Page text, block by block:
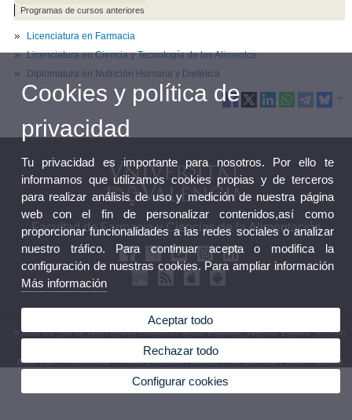
Programas de cursos anteriores
Licenciatura en Farmacia
Licenciatura en Ciencia y Tecnología de los Alimentos
Diplomatura en Nutrición Humana y Dietética
Facultad de Farmacia y Ciencias de la Alimentación
© 2026 UV. - Av. de Vicent Andrés Estellés 22 46100 Burjassot. Valencia. España. Tel (+34)
Aviso legal|Accesibilidad|Política privacidad|Cookies|Transparencia|Buzón Facultad
Cookies y política de
privacidad
Tu privacidad es importante para nosotros. Por ello te
informamos que utilizamos cookies propias y de terceros
para realizar análisis de uso y medición de nuestra página
web con el fin de personalizar contenidos,así como
proporcionar funcionalidades a las redes sociales o analizar
nuestro tráfico. Para continuar acepta o modifica la
configuración de nuestras cookies. Para ampliar información
Más información
Aceptar todo
Rechazar todo
Configurar cookies